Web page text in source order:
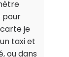
pour
je
taxi et
ou dans